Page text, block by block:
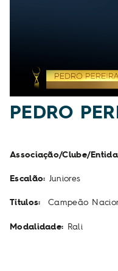
PEDRO
Associação/Clube/
Escalão: Juniores
Títulos: Campeão
Modalidade: Rali